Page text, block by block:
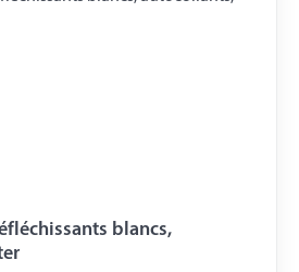
blancs,